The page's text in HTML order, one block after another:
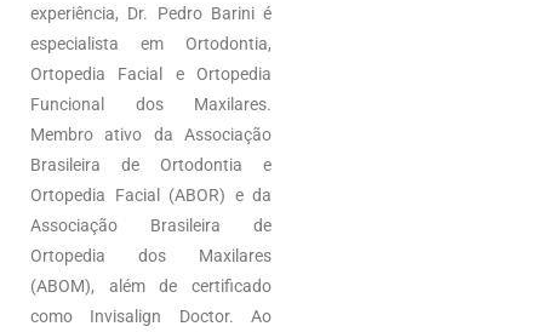
experiência, Dr. Pedro Barini é
especialista em Ortodontia,
Ortopedia Facial e Ortopedia
Funcional dos Maxilares.
Membro ativo da Associação
Brasileira de Ortodontia e
Ortopedia Facial (ABOR) e da
Associação Brasileira de
Ortopedia dos Maxilares
(ABOM), além de certificado
como Invisalign Doctor. Ao